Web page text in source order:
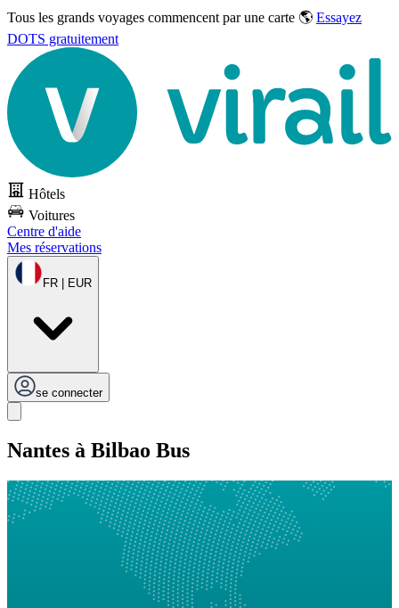
Tous les grands voyages commencent par une carte 🌎 Essayez
DOTS gratuitement
Hôtels
Voitures
Centre d'aide
Mes réservations
FR | EUR
se connecter
Nantes à Bilbao Bus